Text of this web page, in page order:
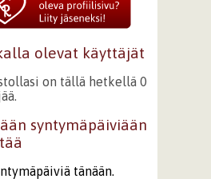
olevat käyttäjät
on tällä hetkellä 0
syntymäpäiviään
tänään.